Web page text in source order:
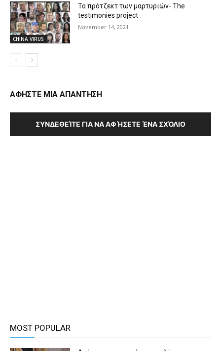
CHINA VIRUS
Το πρότζεκτ των μαρτυριών- The
testimonies project
November 14, 2021
ΑΦΗΣΤΕ ΜΙΑ ΑΠΑΝΤΗΣΗ
ΣΥΝΔΕΘΕΊΤΕ ΓΙΑ ΝΑ ΑΦΉΣΕΤΕ ΈΝΑ ΣΧΌΛΙΟ
MOST POPULAR